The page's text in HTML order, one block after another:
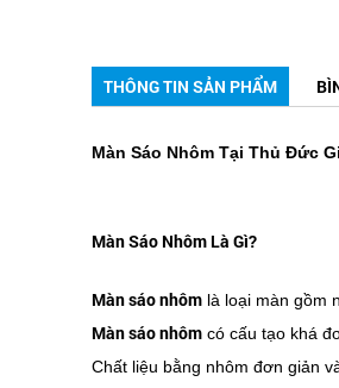
THÔNG TIN SẢN PHẨM
Màn Sáo Nhôm Tại Thủ Đức
Màn Sáo Nhôm Là Gì?
Màn sáo nhôm là loại màn gồm
Màn sáo nhôm có cấu tạo khá
Chất liệu bằng nhôm đơn giản